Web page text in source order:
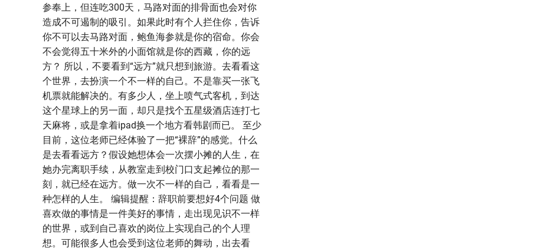
参奉上，但连吃300天，马路对面的排骨面也会对你
造成不可遏制的吸引。如果此时有个人拦住你，告诉
你不可以去马路对面，鲍鱼海参就是你的宿命。你会
不会觉得五十米外的小面馆就是你的西藏，你的远
方？ 所以，不要看到“远方”就只想到旅游。去看看这
个世界，去扮演一个不一样的自己。不是靠买一张飞
机票就能解决的。有多少人，坐上喷气式客机，到达
这个星球上的另一面，却只是找个五星级酒店连打七
天麻将，或是拿着ipad换一个地方看韩剧而已。 至少
目前，这位老师已经体验了一把“裸辞”的感觉。什么
是去看看远方？假设她想体会一次摆小摊的人生，在
她办完离职手续，从教室走到校门口支起摊位的那一
刻，就已经在远方。做一次不一样的自己，看看是一
种怎样的人生。 编辑提醒：辞职前要想好4个问题 做
喜欢做的事情是一件美好的事情，走出现见识不一样
的世界，或到自己喜欢的岗位上实现自己的个人理
想。可能很多人也会受到这位老师的舞动，出去看